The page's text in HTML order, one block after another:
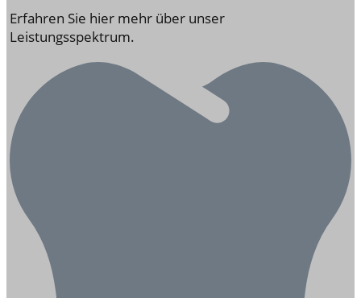
Erfahren Sie hier mehr über unser
Leistungsspektrum.